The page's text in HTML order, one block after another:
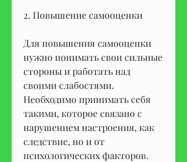
2. Повышение самооценки
Для повышения самооценки
нужно понимать свои сильные
стороны и работать над
своими слабостями.
Необходимо принимать себя
такими, которое связано с
нарушением настроения, как
следствие, но и от
психологических факторов.